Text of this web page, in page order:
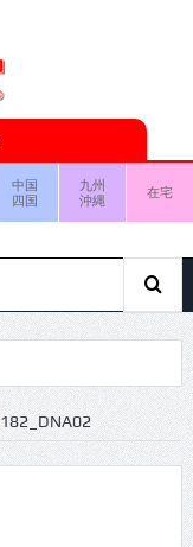
中国
四国
九州
沖縄
在宅
182_DNA02